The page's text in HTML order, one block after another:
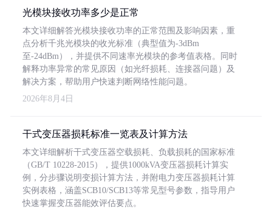
光模块接收功率多少是正常
本文详细解答光模块接收功率的正常范围及影响因素，重
点分析千兆光模块的收光标准（典型值为-3dBm
至-24dBm），并提供不同速率光模块的参考值表格。同时
解释功率异常的常见原因（如光纤损耗、连接器问题）及
解决方案，帮助用户快速判断网络性能问题。
2026年8月4日
干式变压器损耗标准一览表及计算方法
本文详细解析干式变压器空载损耗、负载损耗的国家标准
（GB/T 10228-2015），提供1000kVA变压器损耗计算实
例，分步骤说明变损计算方法，并附电力变压器损耗计算
实例表格，涵盖SCB10/SCB13等常见型号参数，指导用户
快速掌握变压器能效评估要点。